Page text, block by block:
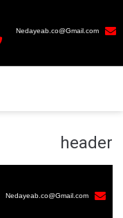
Nedayeab.co@Gmail.com
header
Nedayeab.co@Gmail.com